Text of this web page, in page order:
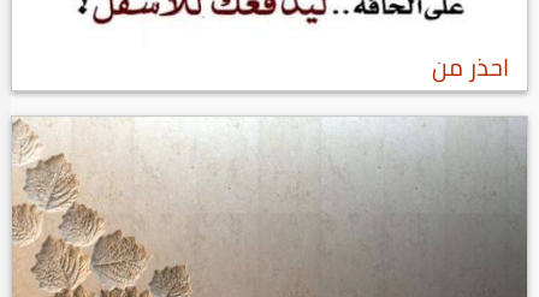
احذر من